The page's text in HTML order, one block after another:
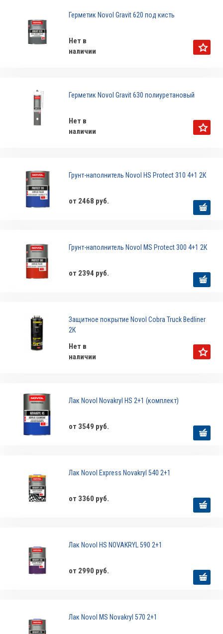
Герметик Novol Gravit 620 под кисть
Нет в
наличии
Герметик Novol Gravit 630 полиуретановый
Нет в
наличии
Грунт-наполнитель Novol HS Protect 310 4+1 2К
от 2468 руб.
Грунт-наполнитель Novol MS Protect 300 4+1 2К
от 2394 руб.
Защитное покрытие Novol Cobra Truck Bedliner
2К
Нет в
наличии
Лак Novol Novakryl HS 2+1 (комплект)
от 3549 руб.
Лак Novol Express Novakryl 540 2+1
от 3360 руб.
Лак Novol HS NOVAKRYL 590 2+1
от 2990 руб.
Лак Novol MS Novakryl 570 2+1